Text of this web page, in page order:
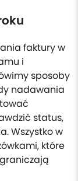
faktury w
i
sposoby
nadawania
status,
Wszystko w
które